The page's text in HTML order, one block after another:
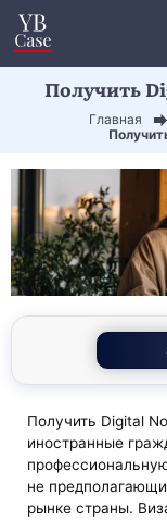
Получить
Главная
Получить Digital
иностранные
не
рынке страны.